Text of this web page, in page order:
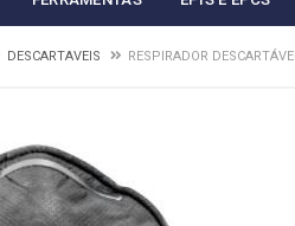
DESCARTAVEIS RESPIRADOR